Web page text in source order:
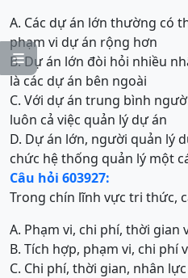

A. Các dự án lớn thường có
phạm vi dự án rộng hơn
B. Dự án lớn đòi hỏi nhiều
là các dự án bên ngoài
C. Với dự án trung bình
luôn cả việc quản lý dự án
D. Dự án lớn, người quản lý
chức hệ thống quản lý một
Câu hỏi 603927:
Trong chín lĩnh vực tri thức,
A. Phạm vi, chi phí, thời gian
B. Tích hợp, phạm vi, chi phí
C. Chi phí, thời gian, nhân